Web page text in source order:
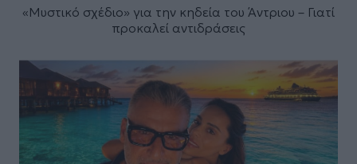
«Μυστικό σχέδιο» για την κηδεία του Άντριου – Γιατί
προκαλεί αντιδράσεις